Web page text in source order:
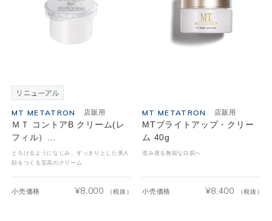
MT METATRON 店販用
ＭＴ コントアB クリーム(レ
フィル）…
とろけるようになじみ、すっきりとした美人
顔をつくる至高のクリーム
小売価格 ¥8,000 （税抜）
MT METATRON 店販用
MTブライトアップ・クリー
ム 40g
澄み渡る無垢な白肌へ
小売価格 ¥8,400 （税抜）